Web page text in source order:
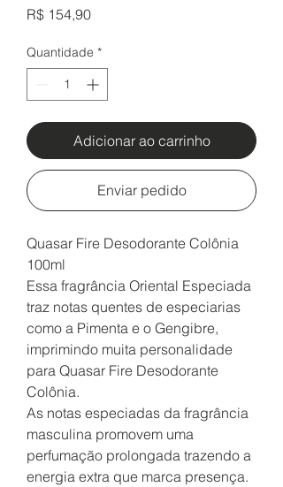
R$ 154,90Preço
Quantidade *
Adicionar ao carrinho
Enviar pedido
Quasar Fire Desodorante Colônia
100ml
Essa fragrância Oriental Especiada
traz notas quentes de especiarias
como a Pimenta e o Gengibre,
imprimindo muita personalidade
para Quasar Fire Desodorante
Colônia.
As notas especiadas da fragrância
masculina promovem uma
perfumação prolongada trazendo a
energia extra que marca presença.